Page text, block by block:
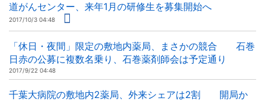
道がんセンター、来年1月の研修生を募集開始へ
2017/10/3 04:48
「休日・夜間」限定の敷地内薬局、まさかの競合 石巻
日赤の公募に複数名乗り、石巻薬剤師会は予定通り
2017/9/22 04:48
千葉大病院の敷地内2薬局、外来シェアは2割 開局か